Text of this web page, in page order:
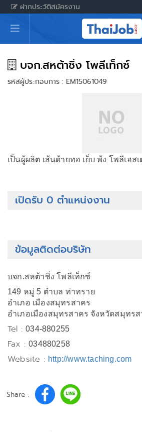
ฝากประวัติสมัครงาน
หน้าหลัก
ผู้สมัครงาน: เข้าสู่ระบบ
ฝากประวัติสมัครงาน
เกร็ดความรู้
บจก.สหต้าชิ่ง โพลีเท็กซ์
รหัสผู้ประกอบการ : EM15061049
เป็นผู้ผลิต เส้นด้ายทอ เย็บ พ้ง โพลีเอ
เปิดรับ 0 ตำแหน่งงาน
ข้อมูลติดต่อบริษัท
บจก.สหต้าชิ่ง โพลีเท็กซ์
149 หมู่ 5 ตำบล ท่าทราย
อำเภอ เมืองสมุทรสาคร
อำเภอเมืองสมุทรสาคร จังหวัดสมุทรส
Tel :034-880255
Fax :034880258
Website : http://www.taching.com
Share :